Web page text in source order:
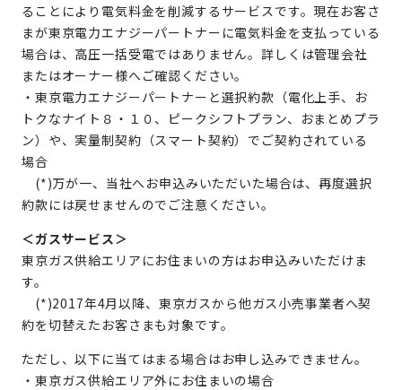
ることにより電気料金を削減するサービスです。現在お客さ
まが東京電力エナジーパートナーに電気料金を支払っている
場合は、高圧一括受電ではありません。詳しくは管理会社
またはオーナー様へご確認ください。
・東京電力エナジーパートナーと選択約款（電化上手、お
トクなナイト８・１０、ピークシフトプラン、おまとめプラ
ン）や、実量制契約（スマート契約）でご契約されている
場合
(*)万が一、当社へお申込みいただいた場合は、再度選択
約款には戻せませんのでご注意ください。
＜ガスサービス＞
東京ガス供給エリアにお住まいの方はお申込みいただけま
す。
(*)2017年4月以降、東京ガスから他ガス小売事業者へ契
約を切替えたお客さまも対象です。
ただし、以下に当てはまる場合はお申し込みできません。
・東京ガス供給エリア外にお住まいの場合